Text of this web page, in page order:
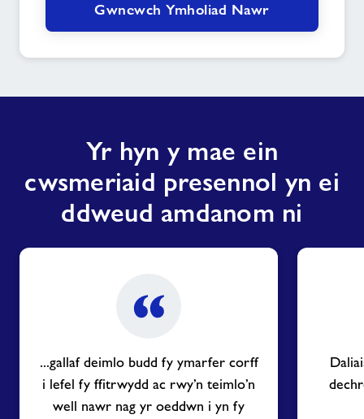
Gwnewch Ymholiad Nawr
Yr hyn y mae ein
cwsmeriaid presennol yn ei
ddweud amdanom ni
...gallaf deimlo budd fy ymarfer corff
i lefel fy ffitrwydd ac rwy’n teimlo’n
well nawr nag yr oeddwn i yn fy